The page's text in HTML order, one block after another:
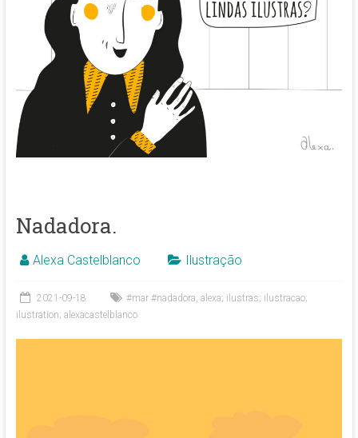
Nadadora.
Alexa Castelblanco Ilustração
2021-09-18 #mar #nadadora alexa; ilustras; ilustracao;
ilustration; alexacastelblanco